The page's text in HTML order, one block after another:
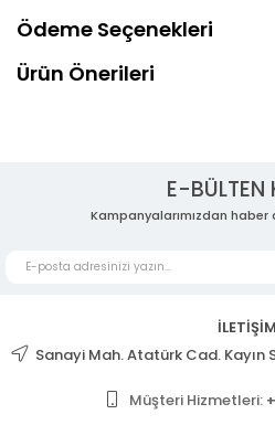
Ödeme Seçenekleri
Ürün Önerileri
E-BÜLTEN
Kampanyalarımızdan haber
İLETİŞİM
Sanayi Mah. Atatürk Cad. Kayın
Müşteri Hizmetleri: